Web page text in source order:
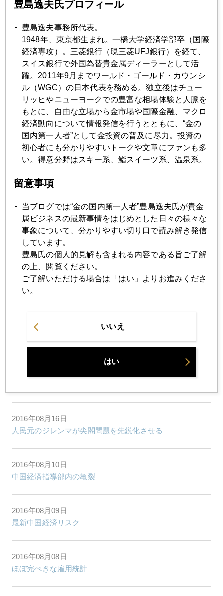
2016年08月26日
2016年08月25日
最近読んだ本
2016年08月24日
高額品爆買いの波は英国へ移った
2016年08月23日
ジャクソンホールが孕む円高進行リスク
2016年08月22日
東京五輪の金メダルはスマホからの回収で
2016年08月19日
米国民営刑務所の株が暴落
2016年08月18日
９５円の現実味
2016年08月17日
2016年08月16日
人民元のジレンマが尖閣問題を先鋭化させる
2016年08月10日
中国経済指導部内の亀裂
2016年08月09日
最新中国経済リスク
2016年08月08日
ほぼ完ぺきな雇用統計
豊島逸夫氏プロフィール
豊島逸夫事務所代表。
1948年、東京都生まれ。一橋大学経済学部卒（国際
経済専攻）。三菱銀行（現三菱UFJ銀行）を経て、
スイス銀行で外国為替貴金属ディーラーとして活
躍。2011年9月までワールド・ゴールド・カウンシ
ル（WGC）の日本代表を務める。独立後はチュー
リッヒやニューヨークでの豊富な相場体験と人脈を
もとに、自由な立場から金市場や国際金融、マクロ
経済動向について情報発信を行うとともに、“金の
国内第一人者”として金投資の普及に尽力。投資の
初心者にも分かりやすいトークや文章にファンも多
い。得意分野はスキー系、鮨スイーツ系、温泉系。
留意事項
当ブログでは“金の国内第一人者”豊島逸夫氏が貴金
属ビジネスの最新事情をはじめとした日々の様々な
事象について、分かりやすい切り口で読み解き発信
しています。
豊島氏の個人的見解も含まれる内容である旨ご了解
の上、閲覧ください。
ご了解いただける場合は「はい」よりお進みくださ
い。
いいえ
はい